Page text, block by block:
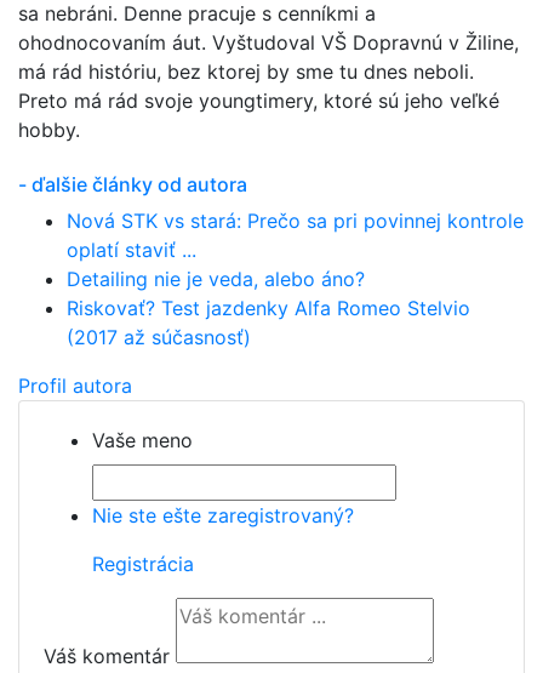
sa nebráni. Denne pracuje s cenníkmi a
ohodnocovaním áut. Vyštudoval VŠ Dopravnú v Žiline,
má rád históriu, bez ktorej by sme tu dnes neboli.
Preto má rád svoje youngtimery, ktoré sú jeho veľké
hobby.
- ďalšie články od autora
Nová STK vs stará: Prečo sa pri povinnej kontrole
oplatí staviť ...
Detailing nie je veda, alebo áno?
Riskovať? Test jazdenky Alfa Romeo Stelvio
(2017 až súčasnosť)
Profil autora
Vaše meno
Nie ste ešte zaregistrovaný?
Registrácia
Váš komentár